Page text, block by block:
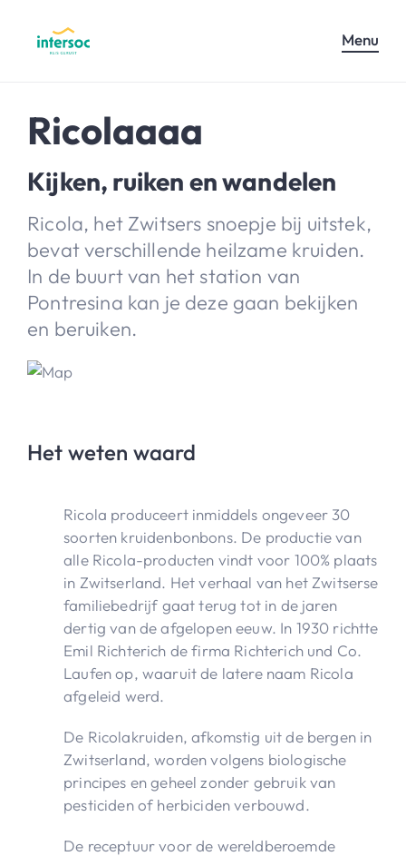
Menu
Ricolaaaa
Kijken, ruiken en wandelen
Ricola, het Zwitsers snoepje bij uitstek,
bevat verschillende heilzame kruiden.
In de buurt van het station van
Pontresina kan je deze gaan bekijken
en beruiken.
Het weten waard
Ricola produceert inmiddels ongeveer 30
soorten kruidenbonbons. De productie van
alle Ricola-producten vindt voor 100% plaats
in Zwitserland. Het verhaal van het Zwitserse
familiebedrijf gaat terug tot in de jaren
dertig van de afgelopen eeuw. In 1930 richtte
Emil Richterich de firma Richterich und Co.
Laufen op, waaruit de latere naam Ricola
afgeleid werd.
De Ricolakruiden, afkomstig uit de bergen in
Zwitserland, worden volgens biologische
principes en geheel zonder gebruik van
pesticiden of herbiciden verbouwd.
De receptuur voor de wereldberoemde